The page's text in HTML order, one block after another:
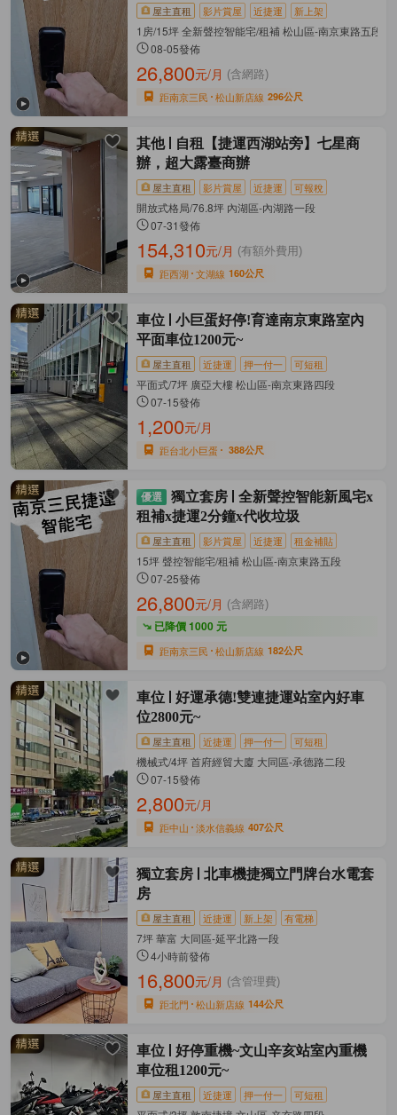
屋主直租 影片賞屋 近捷運 新上架
1房/15坪 全新聲控智能宅/租補 松山區-南京東路五段
08-05發佈
26,800元/月 (含網路)
距南京三民 松山新店線 296公尺
其他
自租【捷運西湖站旁】七星商
辦，超大露臺商辦
屋主直租 影片賞屋 近捷運 可報稅
開放式格局/76.8坪 內湖區-內湖路一段
07-31發佈
154,310元/月 (有額外費用)
距西湖 文湖線 160公尺
車位
小巨蛋好停!育達南京東路室內
平面車位1200元~
屋主直租 近捷運 押一付一 可短租
平面式/7坪 廣亞大樓 松山區-南京東路四段
07-15發佈
1,200元/月
距台北小巨蛋 388公尺
獨立套房
全新聲控智能新風宅x
租補x捷運2分鐘x代收垃圾
屋主直租 影片賞屋 近捷運 租金補貼
15坪 聲控智能宅/租補 松山區-南京東路五段
07-25發佈
26,800元/月 (含網路)
已降價 1000 元
距南京三民 松山新店線 182公尺
車位
好運承德!雙連捷運站室內好車
位2800元~
屋主直租 近捷運 押一付一 可短租
機械式/4坪 首府經貿大廈 大同區-承德路二段
07-15發佈
2,800元/月
距中山 淡水信義線 407公尺
獨立套房
北車機捷獨立門牌台水電套
房
屋主直租 近捷運 新上架 有電梯
7坪 華富 大同區-延平北路一段
4小時前發佈
16,800元/月 (含管理費)
距北門 松山新店線 144公尺
車位
好停重機~文山辛亥站室內重機
車位租1200元~
屋主直租 近捷運 押一付一 可短租